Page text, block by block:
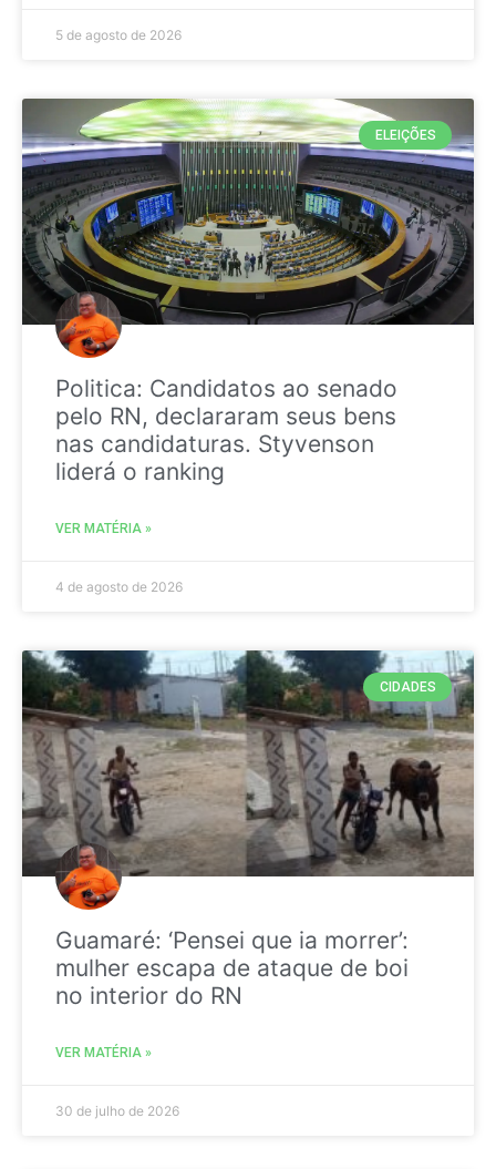
5 de agosto de 2026
ELEIÇÕES
Politica: Candidatos ao senado
pelo RN, declararam seus bens
nas candidaturas. Styvenson
liderá o ranking
VER MATÉRIA »
4 de agosto de 2026
CIDADES
Guamaré: ‘Pensei que ia morrer’:
mulher escapa de ataque de boi
no interior do RN
VER MATÉRIA »
30 de julho de 2026